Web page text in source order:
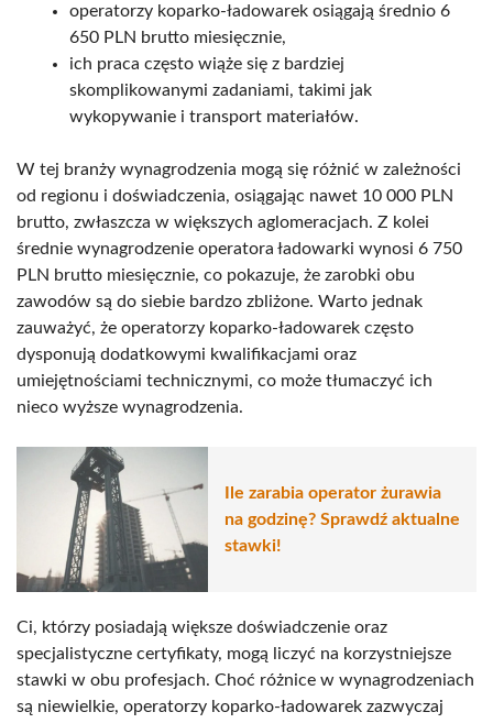
operatorzy koparko-ładowarek osiągają średnio 6
650 PLN brutto miesięcznie,
ich praca często wiąże się z bardziej
skomplikowanymi zadaniami, takimi jak
wykopywanie i transport materiałów.
W tej branży wynagrodzenia mogą się różnić w zależności
od regionu i doświadczenia, osiągając nawet 10 000 PLN
brutto, zwłaszcza w większych aglomeracjach. Z kolei
średnie wynagrodzenie operatora ładowarki wynosi 6 750
PLN brutto miesięcznie, co pokazuje, że zarobki obu
zawodów są do siebie bardzo zbliżone. Warto jednak
zauważyć, że operatorzy koparko-ładowarek często
dysponują dodatkowymi kwalifikacjami oraz
umiejętnościami technicznymi, co może tłumaczyć ich
nieco wyższe wynagrodzenia.
Ile zarabia operator żurawia
na godzinę? Sprawdź aktualne
stawki!
Ci, którzy posiadają większe doświadczenie oraz
specjalistyczne certyfikaty, mogą liczyć na korzystniejsze
stawki w obu profesjach. Choć różnice w wynagrodzeniach
są niewielkie, operatorzy koparko-ładowarek zazwyczaj